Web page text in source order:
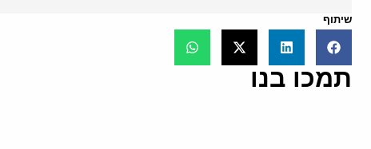
שיתוף
תמכו בנו